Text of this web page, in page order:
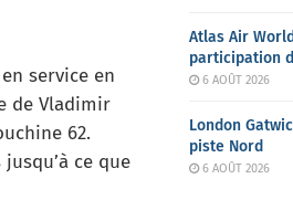
service en
de Vladimir
62.
ce que
Atlas Air
participation
6 AOÛT 2026
London
piste Nord
6 AOÛT 2026